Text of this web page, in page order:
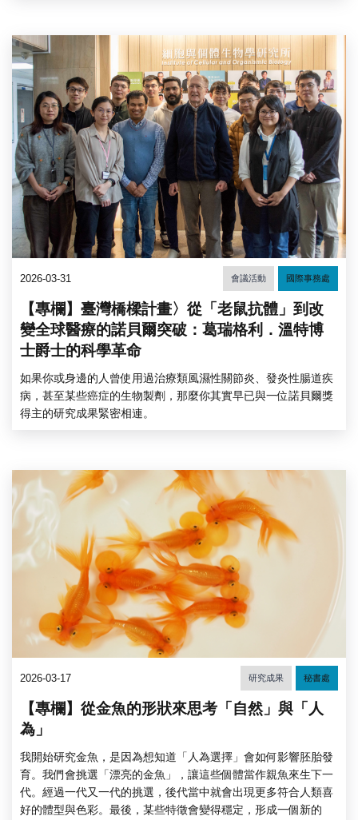
2026-03-31 會議活動 國際事務處
【專欄】臺灣橋樑計畫〉從「老鼠抗體」到改
變全球醫療的諾貝爾突破：葛瑞格利．溫特博
士爵士的科學革命
如果你或身邊的人曾使用過治療類風濕性關節炎、發炎性腸道疾
病，甚至某些癌症的生物製劑，那麼你其實早已與一位諾貝爾獎
得主的研究成果緊密相連。
2026-03-17 研究成果 秘書處
【專欄】從金魚的形狀來思考「自然」與「人
為」
我開始研究金魚，是因為想知道「人為選擇」會如何影響胚胎發
育。我們會挑選「漂亮的金魚」，讓這些個體當作親魚來生下一
代。經過一代又一代的挑選，後代當中就會出現更多符合人類喜
好的體型與色彩。最後，某些特徵會變得穩定，形成一個新的